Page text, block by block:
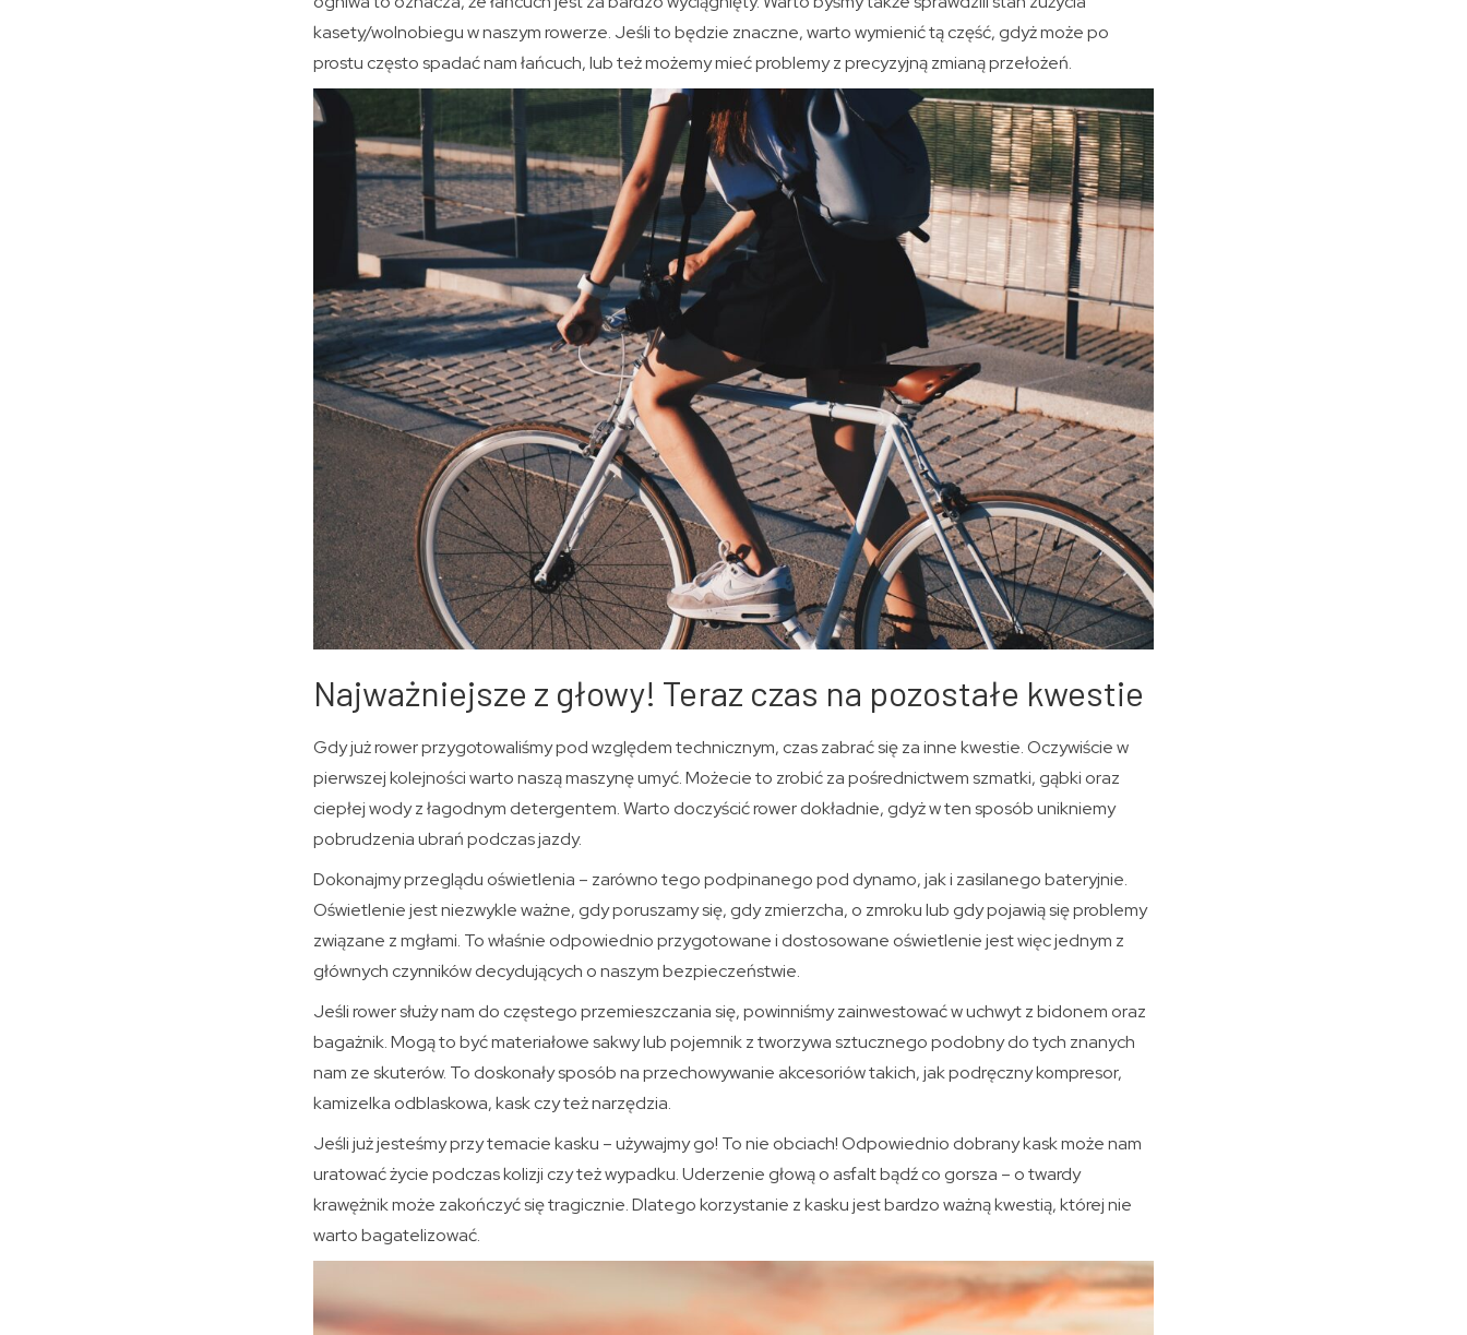
kasety/wolnobiegu w naszym rowerze. Jeśli to będzie znaczne, warto wymienić tą część, gdyż może po
prostu często spadać nam łańcuch, lub też możemy mieć problemy z precyzyjną zmianą przełożeń.
Najważniejsze z głowy! Teraz czas na pozostałe kwestie
Gdy już rower przygotowaliśmy pod względem technicznym, czas zabrać się za inne kwestie. Oczywiście w
pierwszej kolejności warto naszą maszynę umyć. Możecie to zrobić za pośrednictwem szmatki, gąbki oraz
ciepłej wody z łagodnym detergentem. Warto doczyścić rower dokładnie, gdyż w ten sposób unikniemy
pobrudzenia ubrań podczas jazdy.
Dokonajmy przeglądu oświetlenia – zarówno tego podpinanego pod dynamo, jak i zasilanego bateryjnie.
Oświetlenie jest niezwykle ważne, gdy poruszamy się, gdy zmierzcha, o zmroku lub gdy pojawią się problemy
związane z mgłami. To właśnie odpowiednio przygotowane i dostosowane oświetlenie jest więc jednym z
głównych czynników decydujących o naszym bezpieczeństwie.
Jeśli rower służy nam do częstego przemieszczania się, powinniśmy zainwestować w uchwyt z bidonem oraz
bagażnik. Mogą to być materiałowe sakwy lub pojemnik z tworzywa sztucznego podobny do tych znanych
nam ze skuterów. To doskonały sposób na przechowywanie akcesoriów takich, jak podręczny kompresor,
kamizelka odblaskowa, kask czy też narzędzia.
Jeśli już jesteśmy przy temacie kasku – używajmy go! To nie obciach! Odpowiednio dobrany kask może nam
uratować życie podczas kolizji czy też wypadku. Uderzenie głową o asfalt bądź co gorsza – o twardy
krawężnik może zakończyć się tragicznie. Dlatego korzystanie z kasku jest bardzo ważną kwestią, której nie
warto bagatelizować.